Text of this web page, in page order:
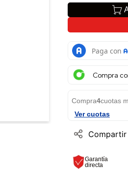
Compra
Compra4cuotas
Ver cuotas
Garantía
directa